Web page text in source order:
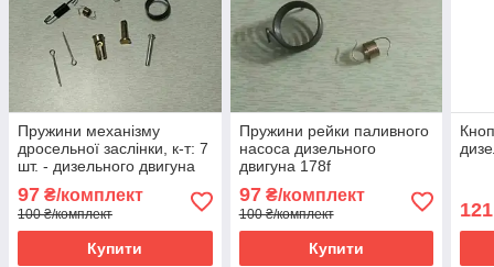
Пружини механізму
дросельної заслінки, к-т: 7
шт. - дизельного двигуна
97 ₴/комплект
100 ₴/комплект
Купити
Пружини рейки паливного
насоса дизельного
двигуна 178f
97₴/комплект
100 ₴/комплект
Купити
121